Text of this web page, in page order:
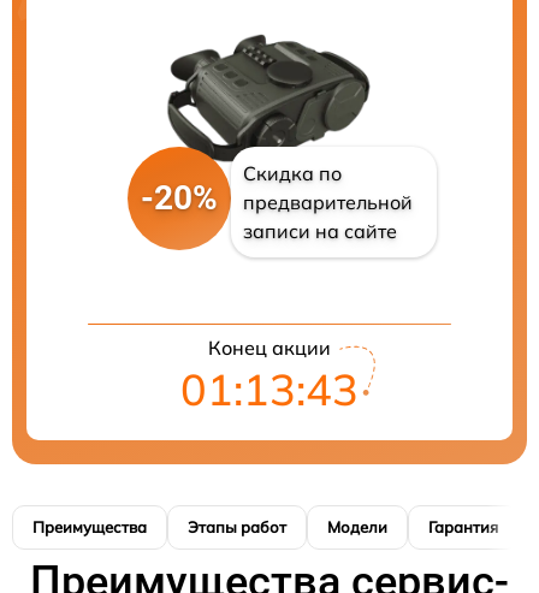
-20%
Скидка по
предварительной
записи на сайте
Конец акции
01:13:42
Преимущества Этапы работ Модели Гарантия
Преимущества сервис-